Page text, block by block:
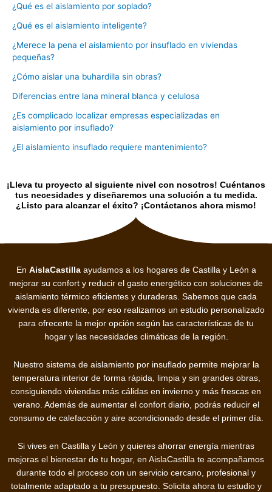
¿Qué es el aislamiento por soplado?
¿Qué es el aislamiento inteligente?
¿Merece la pena el aislamiento por insuflado en viviendas
pequeñas?
¿Cómo aislar una buhardilla sin obras?
Diferencias entre lana mineral blanca y celulosa
¿Es complicado localizar empresas especializadas en
aislamiento por insuflado?
¿El aislamiento insuflado requiere mantenimiento?
¡Lleva tu proyecto al siguiente nivel con nosotros! Cuéntanos
tus necesidades y diseñaremos una solución a tu medida.
¿Listo para alcanzar el éxito? ¡Contáctanos ahora mismo!
En AislaCastillaayudamos a los hogares de Castilla y León a
mejorar su confort y reducir el gasto energético con soluciones de
aislamiento térmico eficientes y duraderas. Sabemos que cada
vivienda es diferente, por eso realizamos un estudio personalizado
para ofrecerte la mejor opción según las características de tu
hogar y las necesidades climáticas de la región.
Nuestro sistema de aislamiento por insuflado permite mejorar la
temperatura interior de forma rápida, limpia y sin grandes obras,
consiguiendo viviendas más cálidas en invierno y más frescas en
verano. Además de aumentar el confort diario, podrás reducir el
consumo de calefacción y aire acondicionado desde el primer día.
Si vives en Castilla y León y quieres ahorrar energía mientras
mejoras el bienestar de tu hogar, en AislaCastilla te acompañamos
durante todo el proceso con un servicio cercano, profesional y
totalmente adaptado a tu presupuesto. Solicita ahora tu estudio y